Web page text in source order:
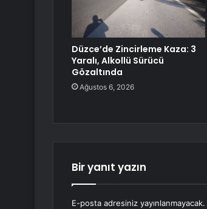
Düzce’de Zincirleme Kaza: 3
Yaralı, Alkollü Sürücü
Gözaltında
Ağustos 6, 2026
Bir yanıt yazın
E-posta adresiniz yayınlanmayacak.